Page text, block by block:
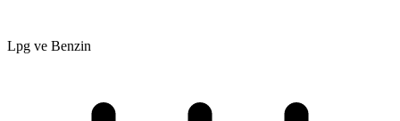
Lpg ve Benzin